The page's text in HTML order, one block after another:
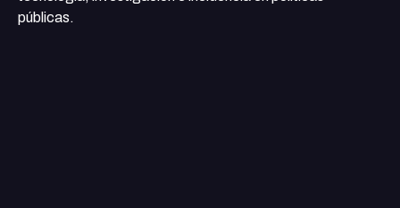
públicas.